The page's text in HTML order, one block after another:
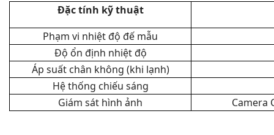
Đặc tính kỹ thuật
Phạm vi nhiệt độ đế mẫu
Độ ổn định nhiệt độ
Áp suất chân không (khi lạnh)
Hệ thống chiếu sáng
Giám sát hình ảnh
Camera